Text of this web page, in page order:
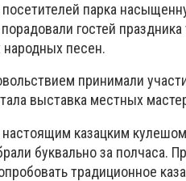
парка
гостей
песен.
принимали
выставка местных
казацким
буквально за полчаса.
традиционное